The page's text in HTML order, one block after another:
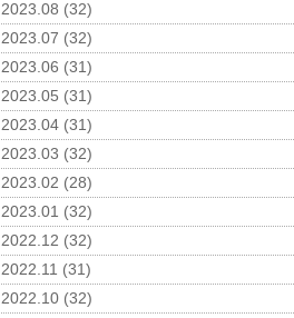
2023.08 (32)
2023.07 (32)
2023.06 (31)
2023.05 (31)
2023.04 (31)
2023.03 (32)
2023.02 (28)
2023.01 (32)
2022.12 (32)
2022.11 (31)
2022.10 (32)